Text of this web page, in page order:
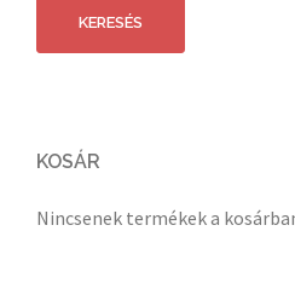
következőre:
KERESÉS
KOSÁR
Nincsenek termékek a